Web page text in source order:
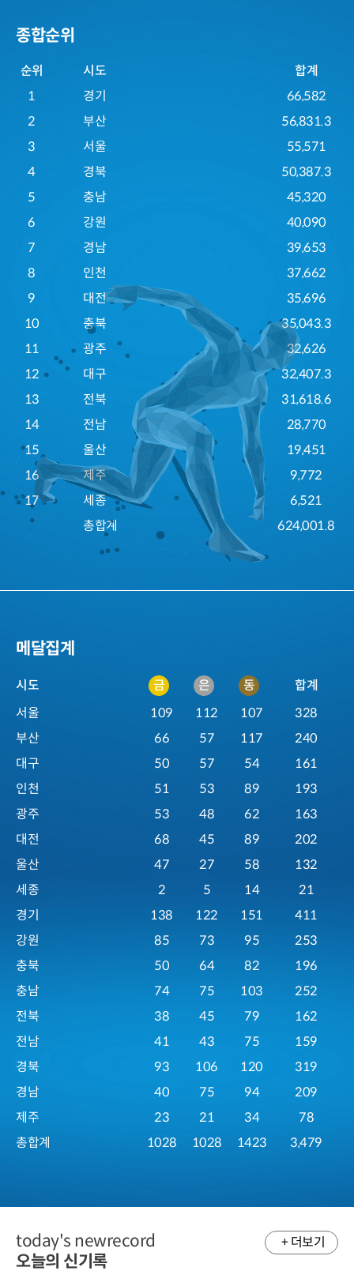
종합순위
종
순위 시도
합계
1
경기
66,582
2
부산
56,831.3
3
서울
55,571
4
경북
50,387.3
5
충남
45,320
6
강원
40,090
7
경남
39,653
8
인천
37,662
9
대전
35,696
10
충북
35,043.3
11
광주
32,626
12
대구
32,407.3
13
전북
31,618.6
14
전남
28,770
15
울산
19,451
16
제주
9,772
17
세종
6,521
총합계
624,001.8
메달집계
메
집
계
내
역
시도 금 은 동
합계
서울
109 112 107
328
부산
66 57 117
240
대구
50 57 54
161
인천
51 53 89
193
광주
53 48 62
163
대전
68 45 89
202
울산
47 27 58
132
세종
2 5 14
21
경기
138 122 151
411
강원
85 73 95
253
충북
50 64 82
196
충남
74 75 103
252
전북
38 45 79
162
전남
41 43 75
159
경북
93 106 120
319
경남
40 75 94
209
제주
23 21 34
78
총합계
1028 1028 1423 3,479
today's newrecord
오늘의 신기록
+ 더보기